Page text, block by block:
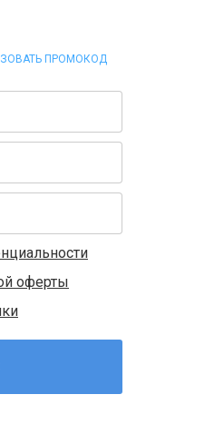
ПРОМОКОД
оферты